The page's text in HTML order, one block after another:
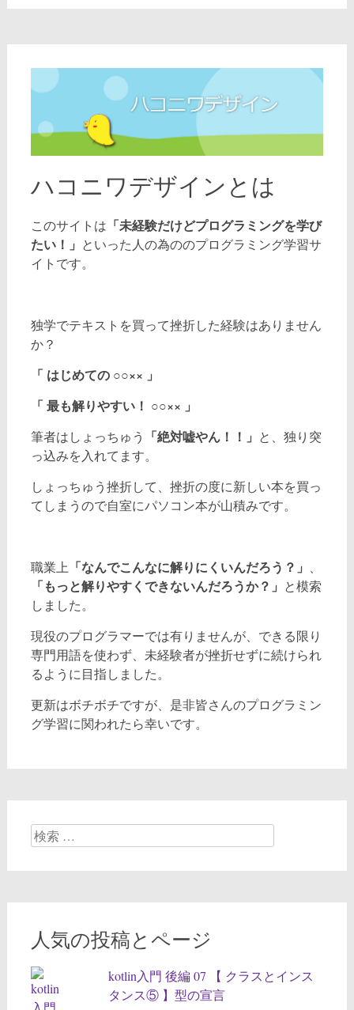
ハコニワデザインとは
このサイトは 「未経験だけどプログラミングを学び
たい！」 といった人の為ののプログラミング学習サ
イトです。
独学でテキストを買って挫折した経験はありません
か？
「 はじめての ○○×× 」
「 最も解りやすい！ ○○×× 」
筆者はしょっちゅう 「絶対嘘やん！！」 と、独り突
っ込みを入れてます。
しょっちゅう挫折して、挫折の度に新しい本を買っ
てしまうので自室にパソコン本が山積みです。
職業上 「なんでこんなに解りにくいんだろう？」
「もっと解りやすくできないんだろうか？」 と模索
しました。
現役のプログラマーでは有りませんが、できる限り
専門用語を使わず、未経験者が挫折せずに続けられ
るように目指しました。
更新はボチボチですが、是非皆さんのプログラミン
グ学習に関われたら幸いです。
検
索:
人気の投稿とページ
kotlin入門 後編 07 【 クラスとインス
タンス⑤ 】型の宣言